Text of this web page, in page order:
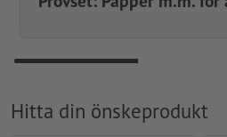
Hitta din önskeprodukt